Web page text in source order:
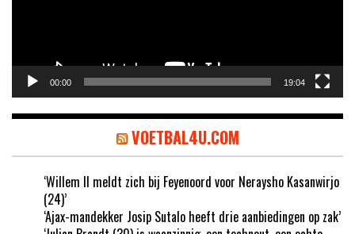
00:00 19:04
VOETBAL4U.COM
‘Willem II meldt zich bij Feyenoord voor Neraysho Kasanwirjo
(24)’
‘Ajax-mandekker Josip Sutalo heeft drie aanbiedingen op zak’